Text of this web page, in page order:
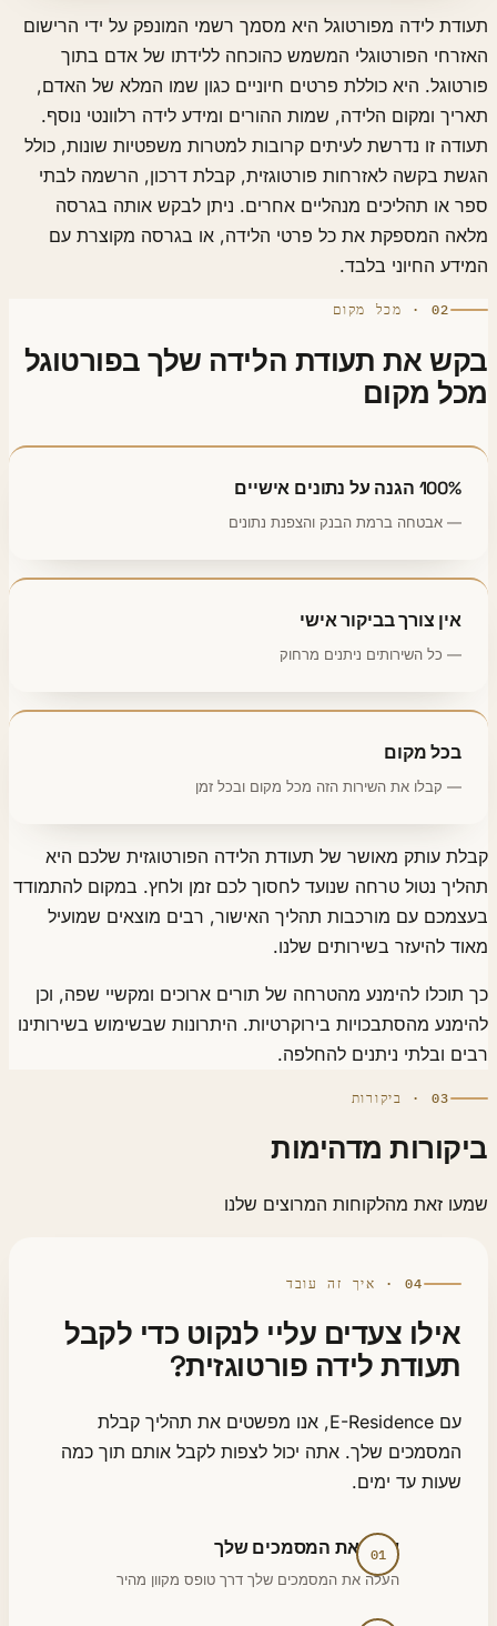
לידה מפורטוגל היא מסמך רשמי המונפק על ידי הרישום
הפורטוגלי המשמש כהוכחה ללידתו של אדם בתוך
היא כוללת פרטים חיוניים כגון שמו המלא של האדם,
ומקום הלידה, שמות ההורים ומידע לידה רלוונטי נוסף.
זו נדרשת לעיתים קרובות למטרות משפטיות שונות, כולל
בקשה לאזרחות פורטוגזית, קבלת דרכון, הרשמה לבתי
או תהליכים מנהליים אחרים. ניתן לבקש אותה בגרסה
המספקת את כל פרטי הלידה, או בגרסה מקוצרת עם
החיוני בלבד.
02 · מכל מקום
את תעודת הלידה שלך בפורטוגל
מקום
100% הגנה על נתונים אישיים
— אבטחה ברמת הבנק והצפנת נתונים
אין צורך בביקור אישי
— כל השירותים ניתנים מרחוק
בכל מקום
— קבלו את השירות הזה מכל מקום ובכל זמן
עותק מאושר של תעודת הלידה הפורטוגזית שלכם היא
נטול טרחה שנועד לחסוך לכם זמן ולחץ. במקום להתמודד
עם מורכבות תהליך האישור, רבים מוצאים שמועיל
להיעזר בשירותים שלנו.
תוכלו להימנע מהטרחה של תורים ארוכים ומקשיי שפה, וכן
מהסתבכויות בירוקרטיות. היתרונות שבשימוש בשירותינו
ובלתי ניתנים להחלפה.
03 · ביקורות
מדהימות
זאת מהלקוחות המרוצים שלנו
04 · איך זה עובד
אילו צעדים עליי לנקוט כדי לקבל
תעודת לידה פורטוגזית?
עם E-Residence, אנו מפשטים את תהליך קבלת
המסמכים שלך. אתה יכול לצפות לקבל אותם תוך כמה
שעות עד ימים.
שלח את המסמכים שלך
העלה את המסמכים שלך דרך טופס מקוון מהיר